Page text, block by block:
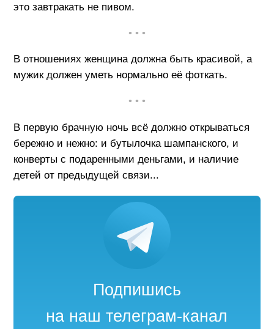
это завтракать не пивом.
• • •
В отношениях женщина должна быть красивой, а
мужик должен уметь нормально её фоткать.
• • •
В первую брачную ночь всё должно открываться
бережно и нежно: и бутылочка шампанского, и
конверты с подаренными деньгами, и наличие
детей от предыдущей связи...
Подпишись
на наш телеграм-канал